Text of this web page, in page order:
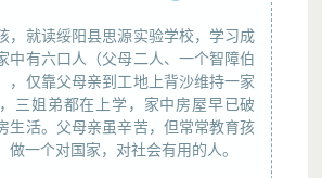
，就读绥阳县思源实验学校，学习成
中有六口人（父母二人、一个智障伯
，仅靠父母亲到工地上背沙维持一家
三姐弟都在上学，家中房屋早已破
生活。父母亲虽辛苦，但常常教育孩
做一个对国家，对社会有用的人。